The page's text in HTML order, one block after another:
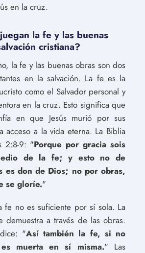
en la cruz.
la fe y las buenas
cristiana?
la fe y las buenas obras son dos
en la salvación. La fe es la
como el Salvador personal y
en la cruz. Esto significa que
en que Jesús murió por sus
acceso a la vida eterna. La Biblia
2:8-9: "Porque por gracia sois
de la fe; y esto no de
es don de Dios; no por obras,
se gloríe."
fe no es suficiente por sí sola. La
demuestra a través de las obras.
"Así también la fe, si no
muerta en sí misma." Las